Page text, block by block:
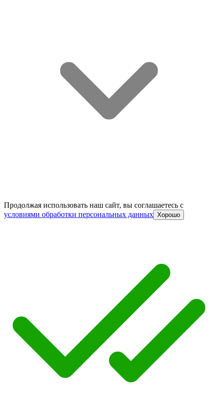
Продолжая использовать наш сайт, вы соглашаетесь c
условиями обработки персональных данных Хорошо